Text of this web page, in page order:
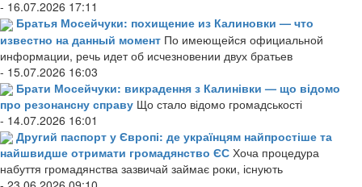
- 16.07.2026 17:11
Братья Мосейчуки: похищение из Калиновки — что
известно на данный момент По имеющейся официальной
информации, речь идет об исчезновении двух братьев
- 15.07.2026 16:03
Брати Мосейчуки: викрадення з Калинівки — що відомо
про резонансну справу Що стало відомо громадськості
- 14.07.2026 16:01
Другий паспорт у Європі: де українцям найпростіше та
найшвидше отримати громадянство ЄС Хоча процедура
набуття громадянства зазвичай займає роки, існують